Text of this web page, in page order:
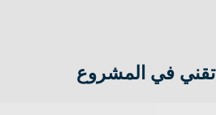
تقني في المشروع